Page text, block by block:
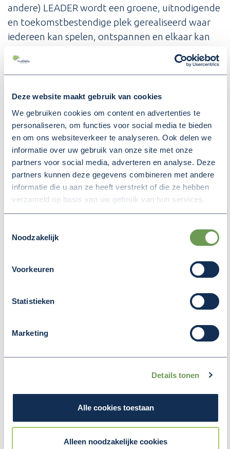
Deze website maakt gebruik van cookies
We gebruiken cookies om content en advertenties te
personaliseren, om functies voor social media te bieden
en om ons websiteverkeer te analyseren. Ook delen we
informatie over uw gebruik van onze site met onze
partners voor social media, adverteren en analyse. Deze
partners kunnen deze gegevens combineren met andere
informatie die u aan ze heeft verstrekt of die ze hebben
verzameld op basis van uw gebruik van hun services.
Noodzakelijk
Voorkeuren
Statistieken
Marketing
Details tonen
Alle cookies toestaan
Alleen noodzakelijke cookies
andere) LEADER wordt een groene, uitnodigende
en toekomstbestendige plek gerealiseerd waar
iedereen kan spelen, ontspannen en elkaar kan
met verschillende soorten beperkingen. Denk aan
toestellen met lage instap of extra
ondersteuning, een mandschommel waar ook
een begeleider in mee kan of
rolstoeltoegankelijke elementen op grondniveau.
Minimaal 50% van de speelvoorzieningen wordt
bespeelbaar voor kinderen met een beperking.
De Speelboom wordt meer dan alleen een
ontmoetingsplek voor jong en oud. Scholen,
organisaties hebben al interesse getoond en
willen de plek actief gaan gebruiken. Er wordt
activiteitenprogramma ontwikkeld, met onder
andere: inclusieve speelsessies met scholen en
met lokale organisaties, ontmoetingsmomenten
voor buurtbewoners en een tweejaarlijks “Samen
Spelen”-festival.
Zo wordt De Speelboom een levendige plek waar